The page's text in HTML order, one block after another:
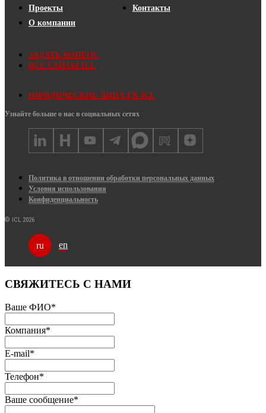
Проекты
О компании
Контакты
ЗАДАТЬ ВОПРОС
ВСЕ САЙТЫ ICL
ЮРИДИЧЕСКИЕ ЛИЦА ГК ICL
Узнайте больше о нас в социальных сетях
Политика в отношении обработки персональных данных
Условия использования
Конфиденциальность
© ICL 2026
ru en
СВЯЖИТЕСЬ С НАМИ
Ваше ФИО*
Компания*
E-mail*
Телефон*
Ваше сообщение*